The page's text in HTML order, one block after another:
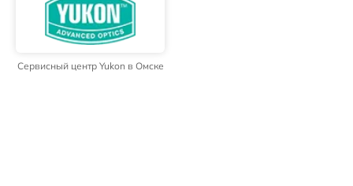
Сервисный центр Yukon в Омске